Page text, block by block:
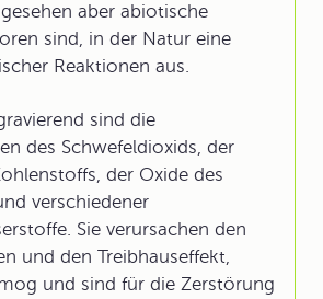
aber abiotische
sind, in der Natur eine
Reaktionen aus.
sind die
des Schwefeldioxids, der
der Oxide des
verschiedener
Sie verursachen den
und den Treibhauseffekt,
und sind für die Zerstörung